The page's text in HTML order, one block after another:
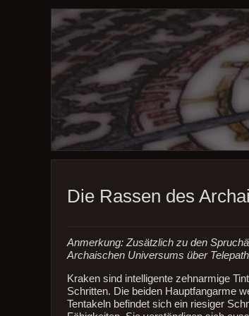
Die Rassen des
Anmerkung: Zusätzlich zu den
Archaischen Universums über
Kraken sind intelligente zehnarmige
Schritten. Die beiden Hauptfangarme
Tentakeln befindet sich ein riesiger